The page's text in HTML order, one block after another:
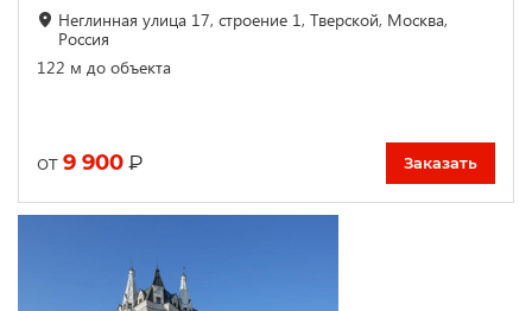
Неглинная улица 17, строение 1, Тверской, Москва,
Россия
122 м до объекта
от 9 900 ₽ Заказать